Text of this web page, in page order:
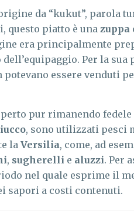
da “kukut”, parola
questo piatto è una zuppa
era principalmente
Per la sua
essere venduti
pur rimanendo
, sono utilizzati pesci
la Versilia, come, ad
, sugherelli e aluzzi. Per
nel quale esprime il
sapori a costi contenuti.